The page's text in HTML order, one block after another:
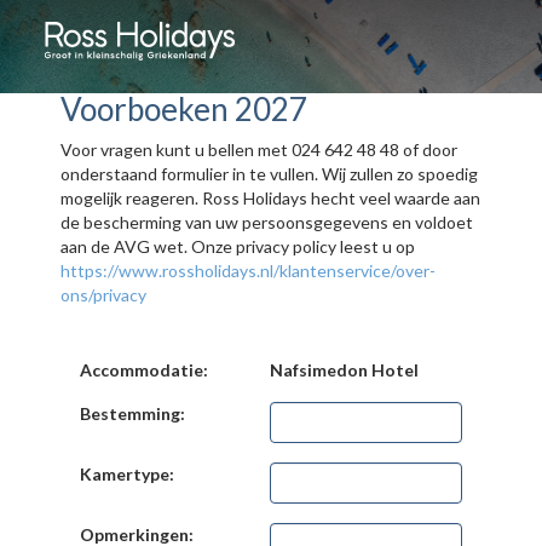
Voorboeken 2027
Voor vragen kunt u bellen met 024 642 48 48 of door
onderstaand formulier in te vullen. Wij zullen zo spoedig
mogelijk reageren. Ross Holidays hecht veel waarde aan
de bescherming van uw persoonsgegevens en voldoet
aan de AVG wet. Onze privacy policy leest u op
https://www.rossholidays.nl/klantenservice/over-
ons/privacy
Accommodatie: Nafsimedon Hotel
Bestemming:
Kamertype:
Opmerkingen: